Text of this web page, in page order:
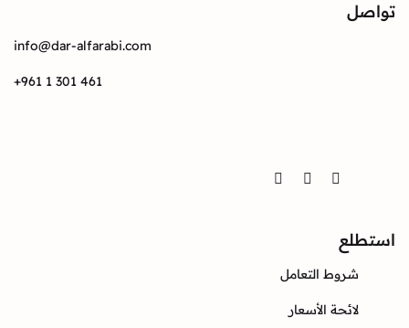
تواصل
info@dar-alfarabi.com
+961 1 301 461
Facebook
Instagram
Twitter
استطلع
شروط التعامل
لائحة الأسعار